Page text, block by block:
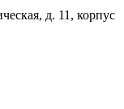
д. 11, корпус